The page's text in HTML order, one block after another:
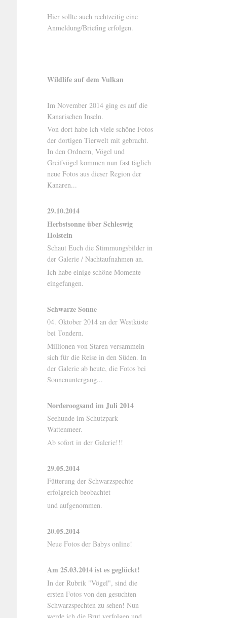
Hier sollte auch rechtzeitig eine
Anmeldung/Briefing erfolgen.
Wildlife auf dem Vulkan
Im November 2014 ging es auf die
Kanarischen Inseln.
Von dort habe ich viele schöne Fotos
der dortigen Tierwelt mit gebracht.
In den Ordnern, Vögel und
Greifvögel kommen nun fast täglich
neue Fotos aus dieser Region der
Kanaren...
29.10.2014
Herbstsonne über Schleswig
Holstein
Schaut Euch die Stimmungsbilder in
der Galerie / Nachtaufnahmen an.
Ich habe einige schöne Momente
eingefangen.
Schwarze Sonne
04. Oktober 2014 an der Westküste
bei Tondern.
Millionen von Staren versammeln
sich für die Reise in den Süden. In
der Galerie ab heute, die Fotos bei
Sonnenuntergang...
Norderoogsand im Juli 2014
Seehunde im Schutzpark
Wattenmeer.
Ab sofort in der Galerie!!!
29.05.2014
Fütterung der Schwarzspechte
erfolgreich beobachtet
und aufgenommen.
20.05.2014
Neue Fotos der Babys online!
Am 25.03.2014 ist es geglückt!
In der Rubrik "Vögel", sind die
ersten Fotos von den gesuchten
Schwarzspechten zu sehen! Nun